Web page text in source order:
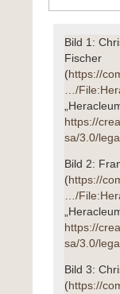
Bild 1:
Fischer
(https://
…/
https://
sa/3.0/
Bild 2:
(https://
…/
https://
sa/3.0/
Bild 3:
(https://